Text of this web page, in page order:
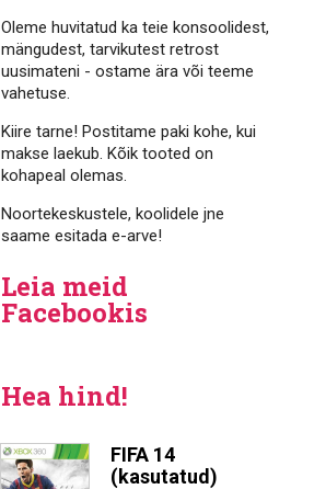
Oleme huvitatud ka teie konsoolidest,
mängudest, tarvikutest retrost
uusimateni - ostame ära või teeme
vahetuse.
Kiire tarne! Postitame paki kohe, kui
makse laekub. Kõik tooted on
kohapeal olemas.
Noortekeskustele, koolidele jne
saame esitada e-arve!
Leia meid
Facebookis
Hea hind!
FIFA 14
(kasutatud)